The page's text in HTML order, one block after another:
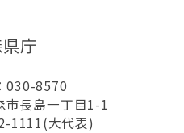
庁
030-8570
市長島一丁目1-1
1111(大代表)